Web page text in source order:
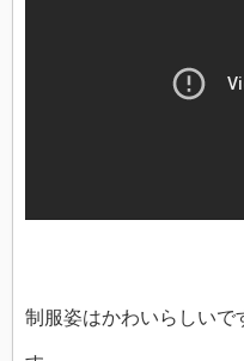
制服姿はかわいらしいで